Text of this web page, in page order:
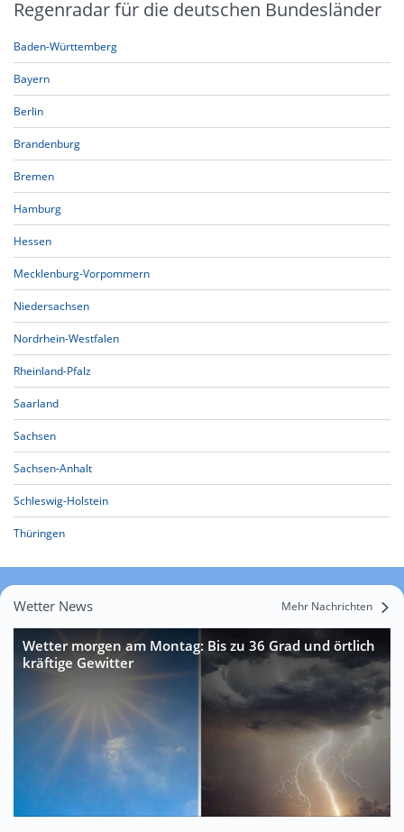
Regenradar für die deutschen Bundesländer
Baden-Württemberg
Bayern
Berlin
Brandenburg
Bremen
Hamburg
Hessen
Mecklenburg-Vorpommern
Niedersachsen
Nordrhein-Westfalen
Rheinland-Pfalz
Saarland
Sachsen
Sachsen-Anhalt
Schleswig-Holstein
Thüringen
Wetter News Mehr Nachrichten
Wetter morgen am Montag: Bis zu 36 Grad und örtlich
kräftige Gewitter